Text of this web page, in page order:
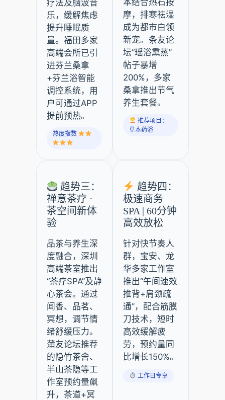
疗法及脑波音
乐，缓解焦虑
提升睡眠质
量。福田多家
高端会所已引
进芬兰桑拿
+芬兰浴智能
调控系统，用
户可通过APP
提前预热。
热度指数
摩，排寒祛湿
成为都市白领
新宠。条友论
坛“瑶浴熏蒸”
帖子暴增
200%，多家
桑拿推出节气
养生套餐。
推荐项目：
草本药浴
趋势三：
禅意茶疗 ·
茶空间新体
验
品茶与养生深
度融合，深圳
高端茶室推出
“茶疗SPA”及静
心茶会。通过
闻香、品茗、
冥想，调节情
绪舒缓压力。
蒲友论坛推荐
的隐竹茶舍、
半山茶隐等工
作室预约量飙
升，茶道+冥
趋势四：
极速商务
SPA | 60分钟
高效放松
针对快节奏人
群，宝安、龙
华多家工作室
推出“午间速效
推背+肩颈疏
通”，配合筋膜
刀技术，短时
高效缓解疲
劳，预约量同
比增长150%。
工作日专享